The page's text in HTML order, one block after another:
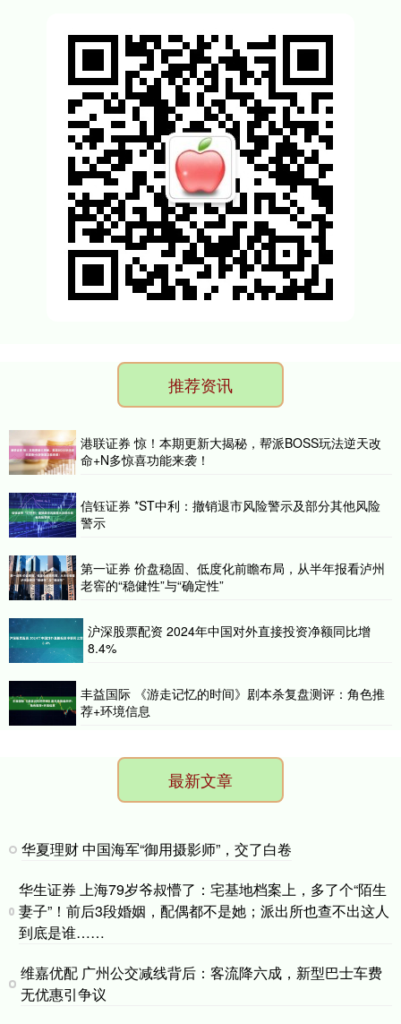
推荐资讯
港联证券 惊！本期更新大揭秘，帮派BOSS玩法逆天改
命+N多惊喜功能来袭！
信钰证券 *ST中利：撤销退市风险警示及部分其他风险
警示
第一证券 价盘稳固、低度化前瞻布局，从半年报看泸州
老窖的“稳健性”与“确定性”
沪深股票配资 2024年中国对外直接投资净额同比增
8.4%
丰益国际 《游走记忆的时间》剧本杀复盘测评：角色推
荐+环境信息
最新文章
华夏理财 中国海军“御用摄影师”，交了白卷
华生证券 上海79岁爷叔懵了：宅基地档案上，多了个“陌生
妻子”！前后3段婚姻，配偶都不是她；派出所也查不出这人
到底是谁……
维嘉优配 广州公交减线背后：客流降六成，新型巴士车费
无优惠引争议